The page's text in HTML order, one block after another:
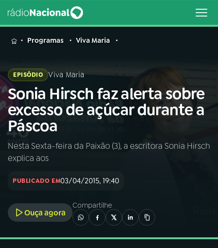
MENU
Buscar
na
Rádio
Nacional
Buscar
AO VIVO
INÍCIO
A RÁDIO
03PROGRAMAÇÃO
Programas Viva Maria
EPISÓDIO Viva Maria
Sonia Hirsch faz alerta sobre
excesso de açúcar durante a
Páscoa
Nesta Sexta-feira da Paixão (3), a escritora Sonia Hirsch
explica aos
PUBLICADO EM03/04/2015, 19:40
Ouça agora
Compartilhe